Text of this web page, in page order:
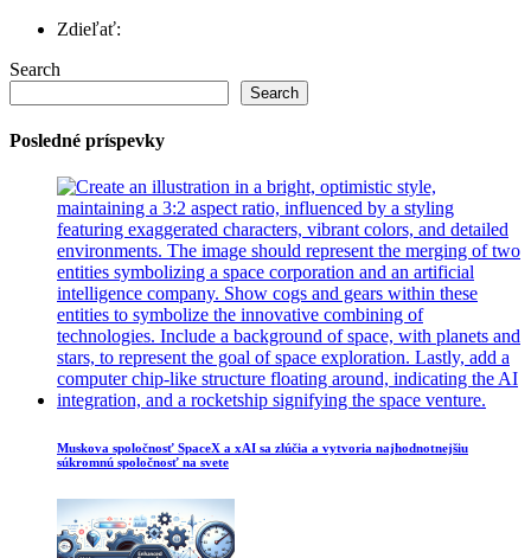
Zdieľať:
Search
Search
Posledné príspevky
Muskova spoločnosť SpaceX a xAI sa zlúčia a vytvoria najhodnotnejšiu
súkromnú spoločnosť na svete